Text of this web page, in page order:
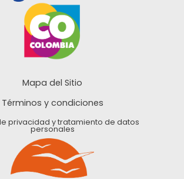
Mapa del Sitio
Términos y condiciones
privacidad y tratamiento de datos
personales